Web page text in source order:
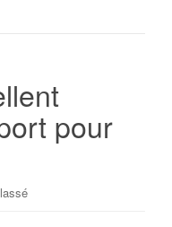
pour